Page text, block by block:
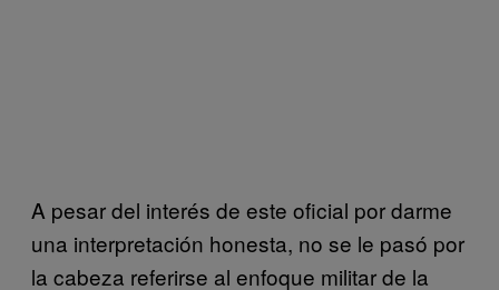
A pesar del interés de este oficial por darme
una interpretación honesta, no se le pasó por
la cabeza referirse al enfoque militar de la